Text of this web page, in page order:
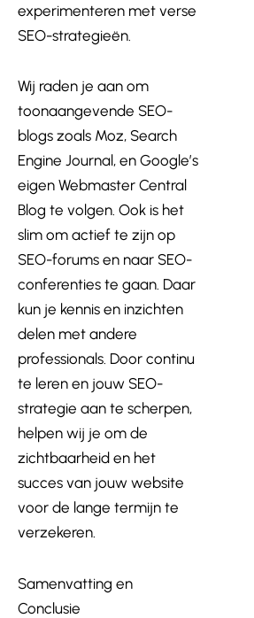
experimenteren met verse
SEO-strategieën.
Wij raden je aan om
toonaangevende SEO-
blogs zoals Moz, Search
Engine Journal, en Google’s
eigen Webmaster Central
Blog te volgen. Ook is het
slim om actief te zijn op
SEO-forums en naar SEO-
conferenties te gaan. Daar
kun je kennis en inzichten
delen met andere
professionals. Door continu
te leren en jouw SEO-
strategie aan te scherpen,
helpen wij je om de
zichtbaarheid en het
succes van jouw website
voor de lange termijn te
verzekeren.
Samenvatting en
Conclusie